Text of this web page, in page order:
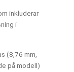
inkluderar
i
(8,76 mm,
på modell)